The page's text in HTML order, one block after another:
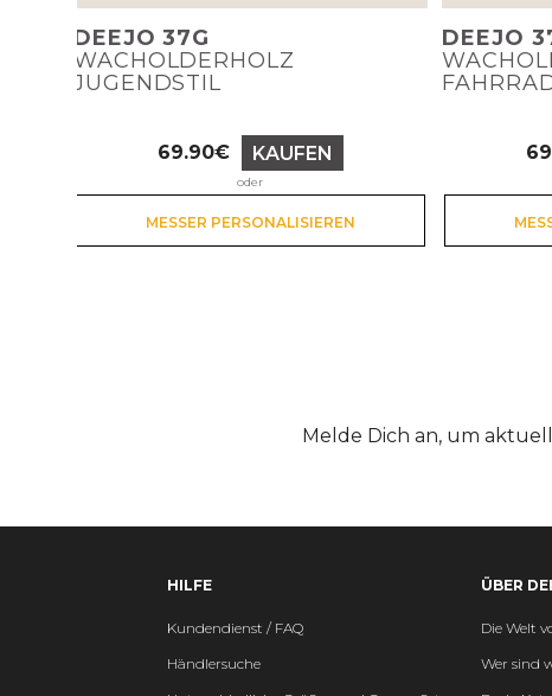
DEEJO 37G
WACHOLDERHOLZ
JUGENDSTIL
Preis
69.90€ KAUFEN
oder
MESSER PERSONALISIEREN
DEEJO
Melde Dich an, um
HILFE
Kundendienst / FAQ
Händlersuche
ÜBER
Die Welt
Wer sind